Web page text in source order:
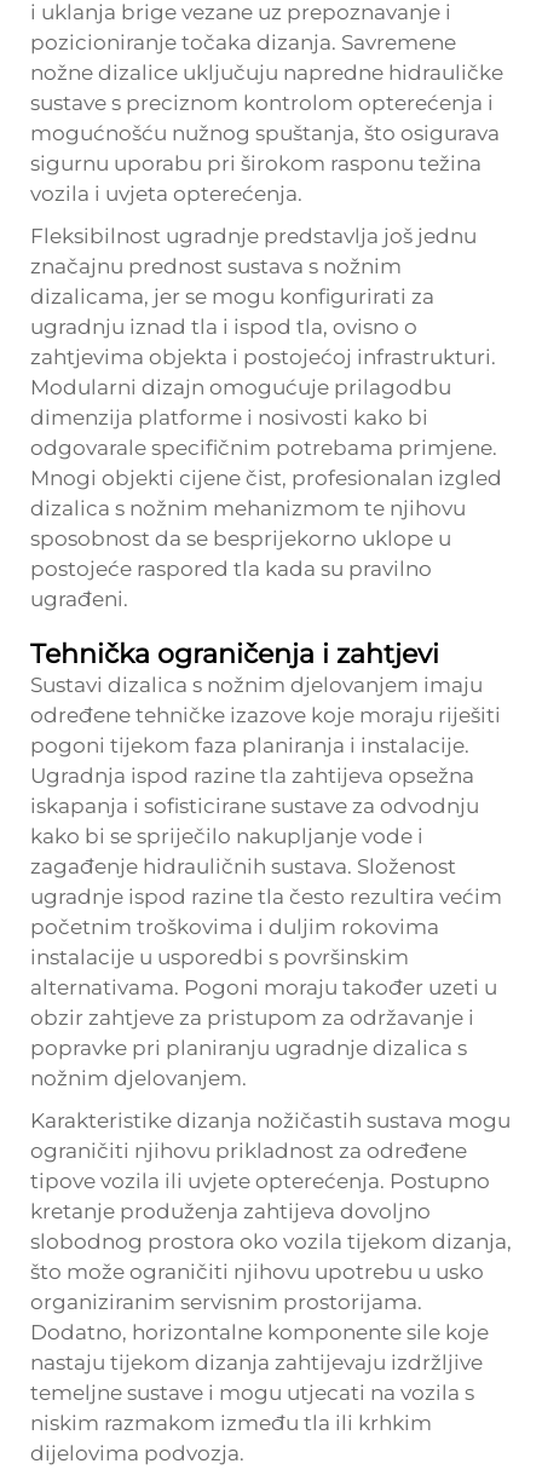
i uklanja brige vezane uz prepoznavanje i
pozicioniranje točaka dizanja. Savremene
nožne dizalice uključuju napredne hidrauličke
sustave s preciznom kontrolom opterećenja i
mogućnošću nužnog spuštanja, što osigurava
sigurnu uporabu pri širokom rasponu težina
vozila i uvjeta opterećenja.
Fleksibilnost ugradnje predstavlja još jednu
značajnu prednost sustava s nožnim
dizalicama, jer se mogu konfigurirati za
ugradnju iznad tla i ispod tla, ovisno o
zahtjevima objekta i postojećoj infrastrukturi.
Modularni dizajn omogućuje prilagodbu
dimenzija platforme i nosivosti kako bi
odgovarale specifičnim potrebama primjene.
Mnogi objekti cijene čist, profesionalan izgled
dizalica s nožnim mehanizmom te njihovu
sposobnost da se besprijekorno uklope u
postojeće raspored tla kada su pravilno
ugrađeni.
Tehnička ograničenja i zahtjevi
Sustavi dizalica s nožnim djelovanjem imaju
određene tehničke izazove koje moraju riješiti
pogoni tijekom faza planiranja i instalacije.
Ugradnja ispod razine tla zahtijeva opsežna
iskapanja i sofisticirane sustave za odvodnju
kako bi se spriječilo nakupljanje vode i
zagađenje hidrauličnih sustava. Složenost
ugradnje ispod razine tla često rezultira većim
početnim troškovima i duljim rokovima
instalacije u usporedbi s površinskim
alternativama. Pogoni moraju također uzeti u
obzir zahtjeve za pristupom za održavanje i
popravke pri planiranju ugradnje dizalica s
nožnim djelovanjem.
Karakteristike dizanja nožičastih sustava mogu
ograničiti njihovu prikladnost za određene
tipove vozila ili uvjete opterećenja. Postupno
kretanje produženja zahtijeva dovoljno
slobodnog prostora oko vozila tijekom dizanja,
što može ograničiti njihovu upotrebu u usko
organiziranim servisnim prostorijama.
Dodatno, horizontalne komponente sile koje
nastaju tijekom dizanja zahtijevaju izdržljive
temeljne sustave i mogu utjecati na vozila s
niskim razmakom između tla ili krhkim
dijelovima podvozja.